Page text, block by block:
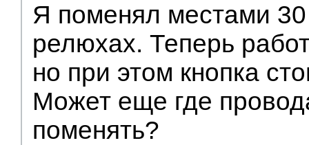
Я поменял местами 30
релюхах. Теперь
но при этом кнопка
Может еще где
поменять?